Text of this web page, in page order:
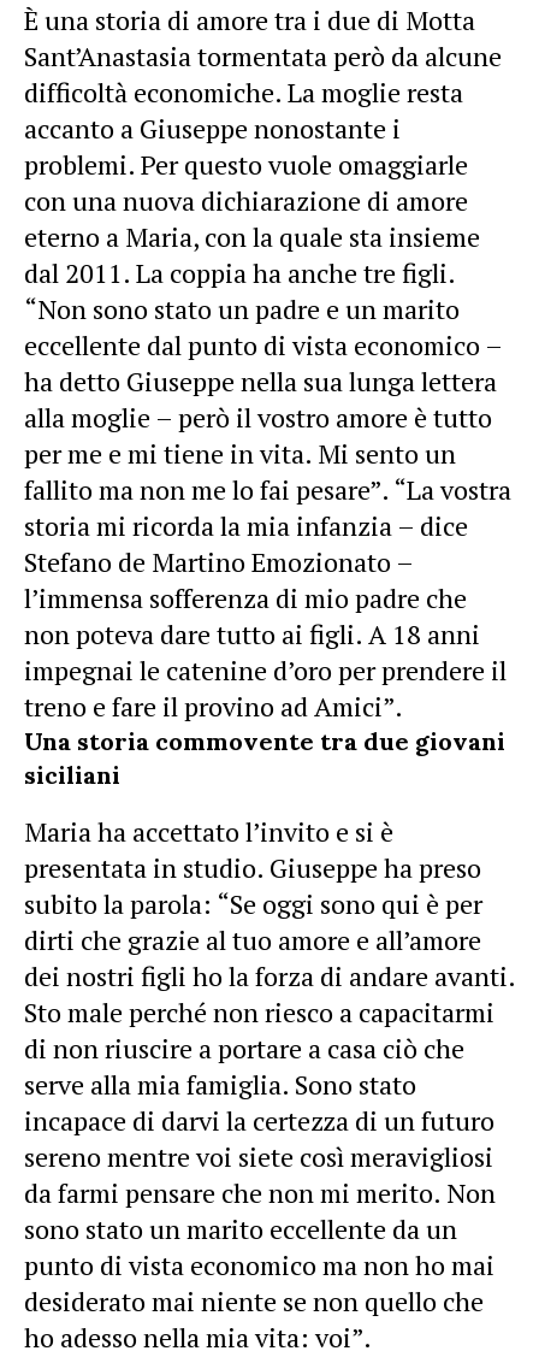
È una storia di amore tra i due di Motta
Sant’Anastasia tormentata però da alcune
difficoltà economiche. La moglie resta
accanto a Giuseppe nonostante i
problemi. Per questo vuole omaggiarle
con una nuova dichiarazione di amore
eterno a Maria, con la quale sta insieme
dal 2011. La coppia ha anche tre figli.
“Non sono stato un padre e un marito
eccellente dal punto di vista economico –
ha detto Giuseppe nella sua lunga lettera
alla moglie – però il vostro amore è tutto
per me e mi tiene in vita. Mi sento un
fallito ma non me lo fai pesare”. “La vostra
storia mi ricorda la mia infanzia – dice
Stefano de Martino Emozionato –
l’immensa sofferenza di mio padre che
non poteva dare tutto ai figli. A 18 anni
impegnai le catenine d’oro per prendere il
treno e fare il provino ad Amici”.
Una storia commovente tra due giovani
siciliani
Maria ha accettato l’invito e si è
presentata in studio. Giuseppe ha preso
subito la parola: “Se oggi sono qui è per
dirti che grazie al tuo amore e all’amore
dei nostri figli ho la forza di andare avanti.
Sto male perché non riesco a capacitarmi
di non riuscire a portare a casa ciò che
serve alla mia famiglia. Sono stato
incapace di darvi la certezza di un futuro
sereno mentre voi siete così meravigliosi
da farmi pensare che non mi merito. Non
sono stato un marito eccellente da un
punto di vista economico ma non ho mai
desiderato mai niente se non quello che
ho adesso nella mia vita: voi”.